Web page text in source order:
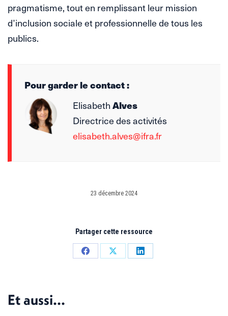
pragmatisme, tout en remplissant leur mission
d’inclusion sociale et professionnelle de tous les
publics.
Pour garder le contact :
ElisabethAlves
Directrice des activités
elisabeth.alves@ifra.fr
23 décembre 2024
Partager cette ressource
PartagerPartagerPartager
Et aussi...